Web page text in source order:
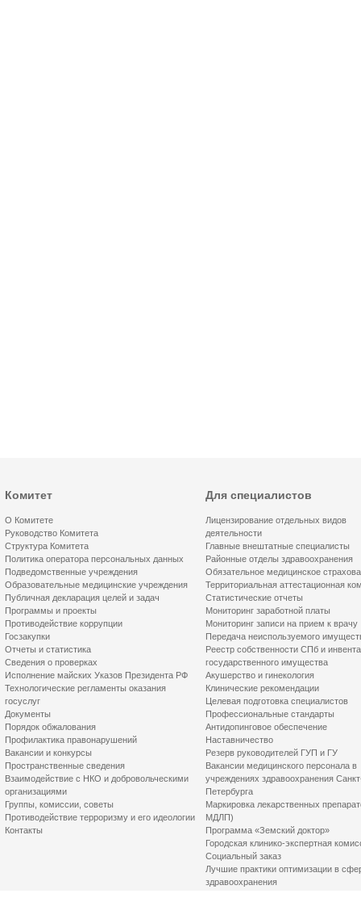
Комитет
О Комитете
Руководство Комитета
Структура Комитета
Политика оператора персональных данных
Подведомственные учреждения
Образовательные медицинские учреждения
Публичная декларация целей и задач
Программы и проекты
Противодействие коррупции
Госзакупки
Отчеты и статистика
Сведения о проверках
Исполнение майских Указов Президента РФ
Технологические регламенты оказания
госуслуг
Документы
Порядок обжалования
Профилактика правонарушений
Вакансии и конкурсы
Пространственные сведения
Взаимодействие с НКО и добровольческими
организациями
Группы, комиссии, советы
Противодействие терроризму и его идеологии
Контакты
Для специалистов
Лицензирование отдельных видов
деятельности
Главные внештатные специалисты
Районные отделы здравоохранения
Обязательное медицинское
Территориальная аттестационная
Статистические отчеты
Мониторинг заработной платы
Мониторинг записи на прием к врачу
Передача неиспользуемого
Реестр собственности СПб и
государственного имущества
Акушерство и гинекология
Клинические рекомендации
Целевая подготовка специалистов
Профессиональные стандарты
Антидопинговое обеспечение
Наставничество
Резерв руководителей ГУП и ГУ
Вакансии медицинского персонала в
учреждениях здравоохранения
Петербурга
Маркировка лекарственных
МДЛП)
Программа «Земский доктор»
Городская клинико-экспертная
Социальный заказ
Лучшие практики оптимизации в
здравоохранения